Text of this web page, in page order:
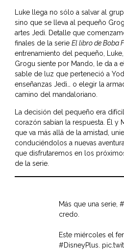
Luke llega no sólo a salvar al
sino que se lleva al pequeño
artes Jedi. Detalle que
finales de la serie El libro de Boba
entrenamiento del pequeño,
Grogu siente por Mando, le da a
sable de luz que perteneció a
enseñanzas Jedi… o elegir la
camino del mandaloriano.
La decisión del pequeño era
corazón sabían la respuesta. Él y
que va más allá de la amistad,
conduciéndolos a nuevas
que disfrutaremos en los
de la serie.
Más que una serie,
credo.
Este miércoles el
#DisneyPlus.